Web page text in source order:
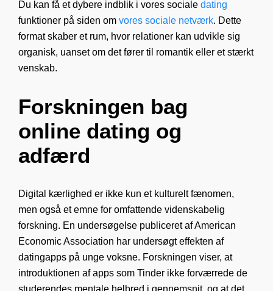
Du kan få et dybere indblik i vores sociale dating
funktioner på siden om vores sociale netværk. Dette
format skaber et rum, hvor relationer kan udvikle sig
organisk, uanset om det fører til romantik eller et stærkt
venskab.
Forskningen bag
online dating og
adfærd
Digital kærlighed er ikke kun et kulturelt fænomen,
men også et emne for omfattende videnskabelig
forskning. En undersøgelse publiceret af American
Economic Association har undersøgt effekten af
datingapps på unge voksne. Forskningen viser, at
introduktionen af apps som Tinder ikke forværrede de
studerendes mentale helbred i gennemsnit, og at det